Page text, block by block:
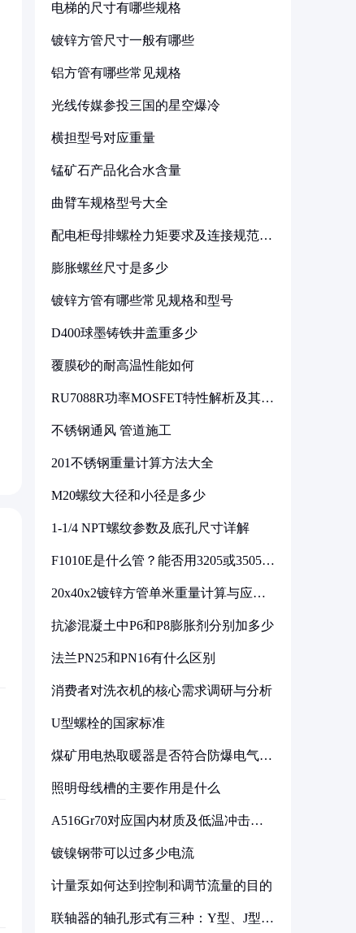
电梯的尺寸有哪些规格
镀锌方管尺寸一般有哪些
铝方管有哪些常见规格
光线传媒参投三国的星空爆冷
横担型号对应重量
锰矿石产品化合水含量
曲臂车规格型号大全
配电柜母排螺栓力矩要求及连接规范详
膨胀螺丝尺寸是多少
镀锌方管有哪些常见规格和型号
D400球墨铸铁井盖重多少
覆膜砂的耐高温性能如何
RU7088R功率MOSFET特性解析及其在
不锈钢通风 管道施工
201不锈钢重量计算方法大全
M20螺纹大径和小径是多少
1-1/4 NPT螺纹参数及底孔尺寸详解
F1010E是什么管？能否用3205或3505代
20x40x2镀锌方管单米重量计算与应用
抗渗混凝土中P6和P8膨胀剂分别加多少
法兰PN25和PN16有什么区别
消费者对洗衣机的核心需求调研与分析
U型螺栓的国家标准
煤矿用电热取暖器是否符合防爆电气设
照明母线槽的主要作用是什么
A516Gr70对应国内材质及低温冲击要
镀镍钢带可以过多少电流
计量泵如何达到控制和调节流量的目的
联轴器的轴孔形式有三种：Y型、J型、